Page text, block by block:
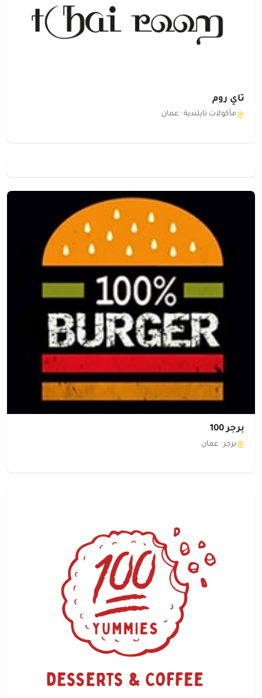
تاي روم
مأكولات تايلندية · عمان
برجر 100
برجر · عمان